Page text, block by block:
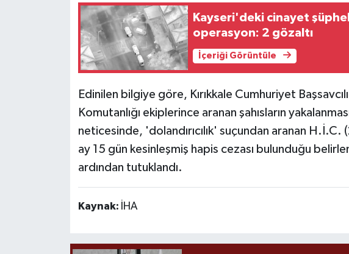
Kayseri'deki cinayet
operasyon: 2 gözaltı
İçeriği Görüntüle
Edinilen bilgiye göre, Kırıkkale Cumhuriyet
Komutanlığı ekiplerince aranan şahısların
neticesinde, 'dolandırıcılık' suçundan aranan H.İ.C.
ay 15 gün kesinleşmiş hapis cezası bulunduğu
ardından tutuklandı.
Kaynak: İHA